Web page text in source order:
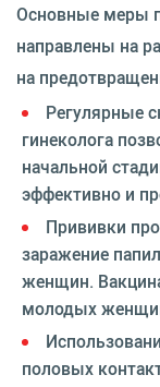
Основные меры
направлены на
на
Регулярные
гинеколога
начальной
эффективно и
Прививки
заражение
женщин.
молодых
половых